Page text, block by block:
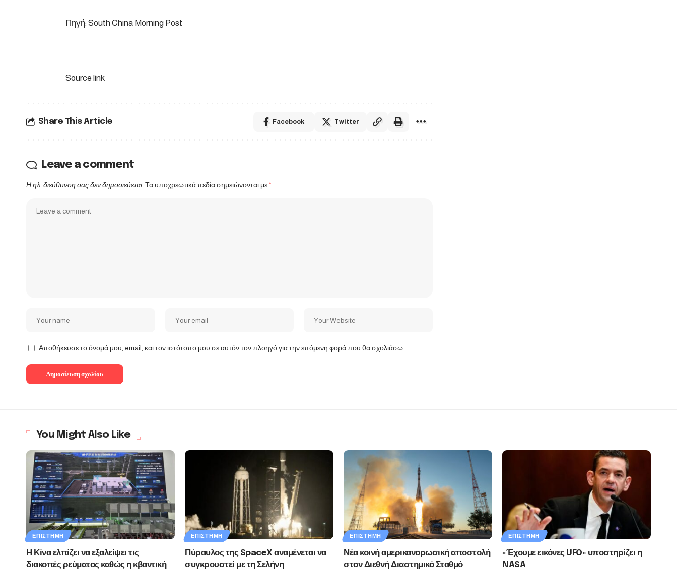
Πηγή: South China Morning Post
Source link
Share This Article Facebook Twitter
Leave a comment
Η ηλ. διεύθυνση σας δεν δημοσιεύεται. Τα υποχρεωτικά πεδία σημειώνονται με *
Αποθήκευσε το όνομά μου, email, και τον ιστότοπο μου σε αυτόν τον πλοηγό για την επόμενη φορά που θα σχολιάσω.
You Might Also Like
ΕΠΙΣΤΉΜΗ
Η Κίνα ελπίζει να εξαλείψει τις
διακοπές ρεύματος καθώς η κβαντική
ΕΠΙΣΤΉΜΗ
Πύραυλος της SpaceX αναμένεται να
συγκρουστεί με τη Σελήνη
ΕΠΙΣΤΉΜΗ
Νέα κοινή αμερικανορωσική αποστολή
στον Διεθνή Διαστημικό Σταθμό
ΕΠΙΣΤΉΜΗ
«Έχουμε εικόνες UFO» υποστηρίζει η
NASA